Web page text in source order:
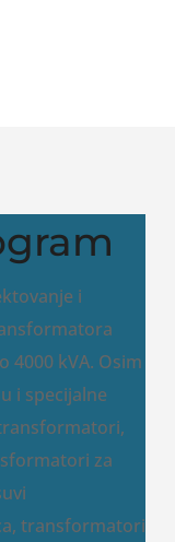
i
4000 kVA. Osim
i specijalne
za
transformatori